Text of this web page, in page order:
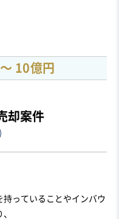
10億円
却案件
っていることやインバウ